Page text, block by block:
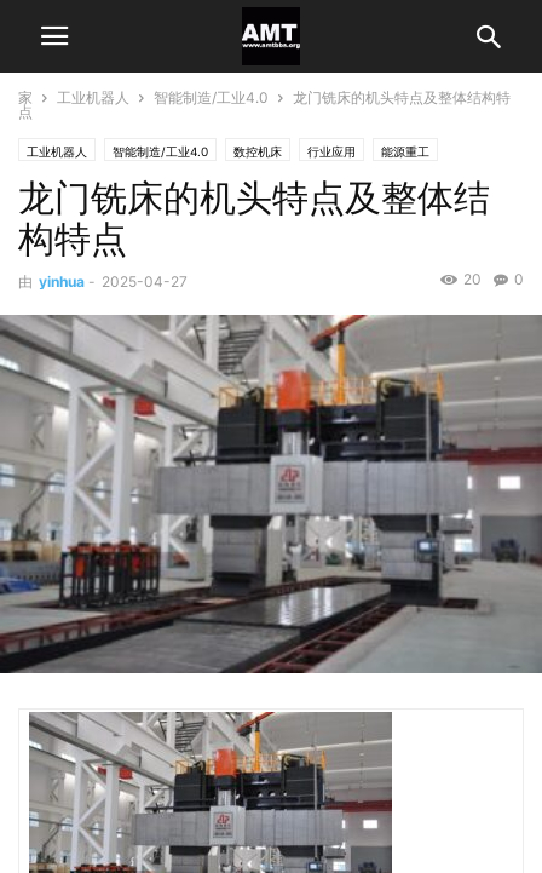
家 工业机器人 智能制造/工业4.0
龙门铣床的机头特点及整体结构特
点
工业机器人 智能制造/工业4.0 数控机床 行业应用 能源重工
通用机械制造
龙门铣床的机头特点及整体结
构特点
由 yinhua - 2025-04-27 0
20